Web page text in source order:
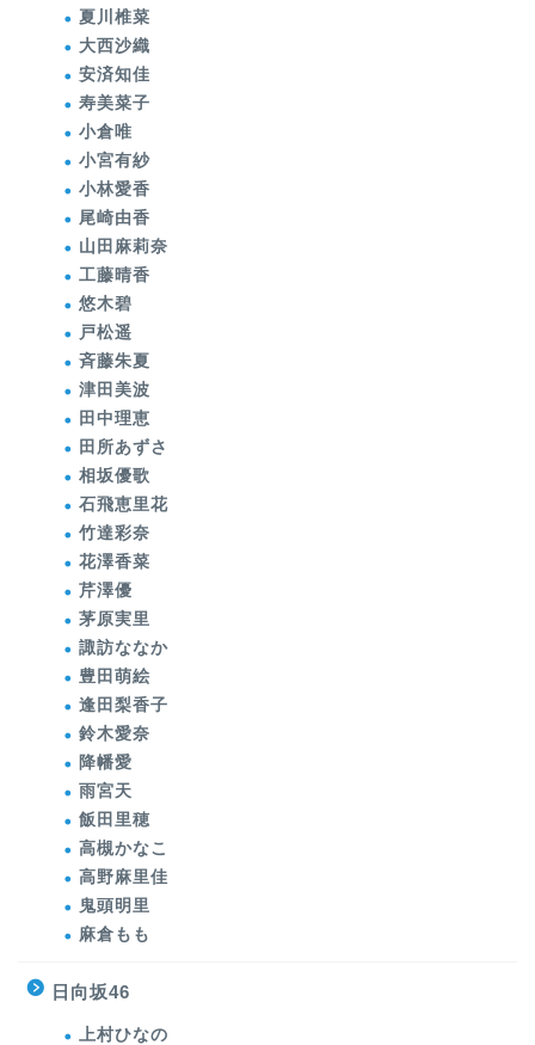
夏川椎菜
大西沙織
安済知佳
寿美菜子
小倉唯
小宮有紗
小林愛香
尾崎由香
山田麻莉奈
工藤晴香
悠木碧
戸松遥
斉藤朱夏
津田美波
田中理恵
田所あずさ
相坂優歌
石飛恵里花
竹達彩奈
花澤香菜
芹澤優
茅原実里
諏訪ななか
豊田萌絵
逢田梨香子
鈴木愛奈
降幡愛
雨宮天
飯田里穂
高槻かなこ
高野麻里佳
鬼頭明里
麻倉もも
日向坂46
上村ひなの